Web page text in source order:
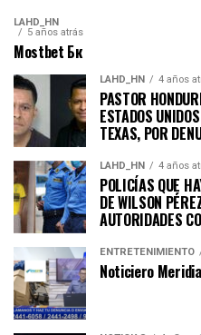
LAHD_HN
5 años atrás
Mostbet Бк
LAHD_HN 4 años
PASTOR
ESTADOS
TEXAS, POR
LAHD_HN 4 años
POLICÍAS QUE
DE WILSON
AUTORIDADES
ENTRETENIMIENTO
Noticiero